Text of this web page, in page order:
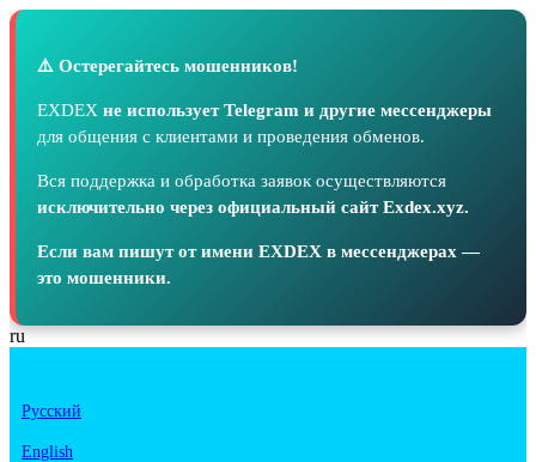
⚠️ Остерегайтесь мошенников!
EXDEX не использует Telegram и другие мессенджеры
для общения с клиентами и проведения обменов.
Вся поддержка и обработка заявок осуществляются
исключительно через официальный сайт Exdex.xyz.
Если вам пишут от имени EXDEX в мессенджерах —
это мошенники.
ru
Русский
English